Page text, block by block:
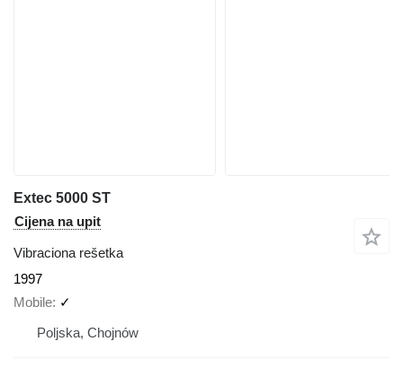
Extec 5000 ST
Cijena na upit
Vibraciona rešetka
1997
Mobile ✓
Poljska, Chojnów